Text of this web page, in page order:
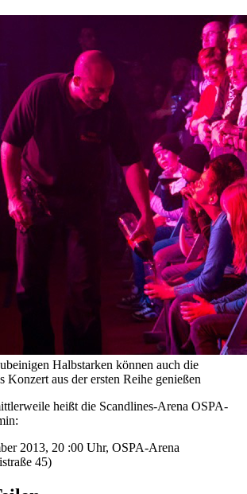
Halbstarken können auch die
Konzert aus der ersten Reihe genießen
heißt die Scandlines-Arena OSPA-
2013, 20 :00 Uhr, OSPA-Arena
45)